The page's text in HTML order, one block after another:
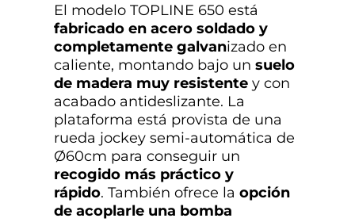
El modelo TOPLINE 650 está
fabricado en acero soldado y
completamente galvanizado en
caliente, montando bajo un suelo
de madera muy resistente y con
acabado antideslizante. La
plataforma está provista de una
rueda jockey semi-automática de
Ø60cm para conseguir un
recogido más práctico y
rápido. También ofrece la opción
de acoplarle una bomba